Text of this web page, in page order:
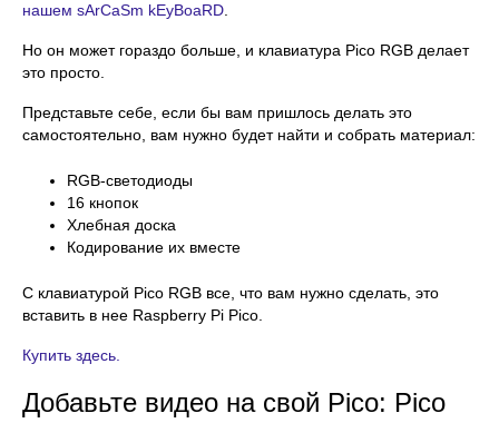
нашем sArCaSm kEyBoaRD.
Но он может гораздо больше, и клавиатура Pico RGB делает
это просто.
Представьте себе, если бы вам пришлось делать это
самостоятельно, вам нужно будет найти и собрать материал:
RGB-светодиоды
16 кнопок
Хлебная доска
Кодирование их вместе
С клавиатурой Pico RGB все, что вам нужно сделать, это
вставить в нее Raspberry Pi Pico.
Купить здесь.
Добавьте видео на свой Pico: Pico